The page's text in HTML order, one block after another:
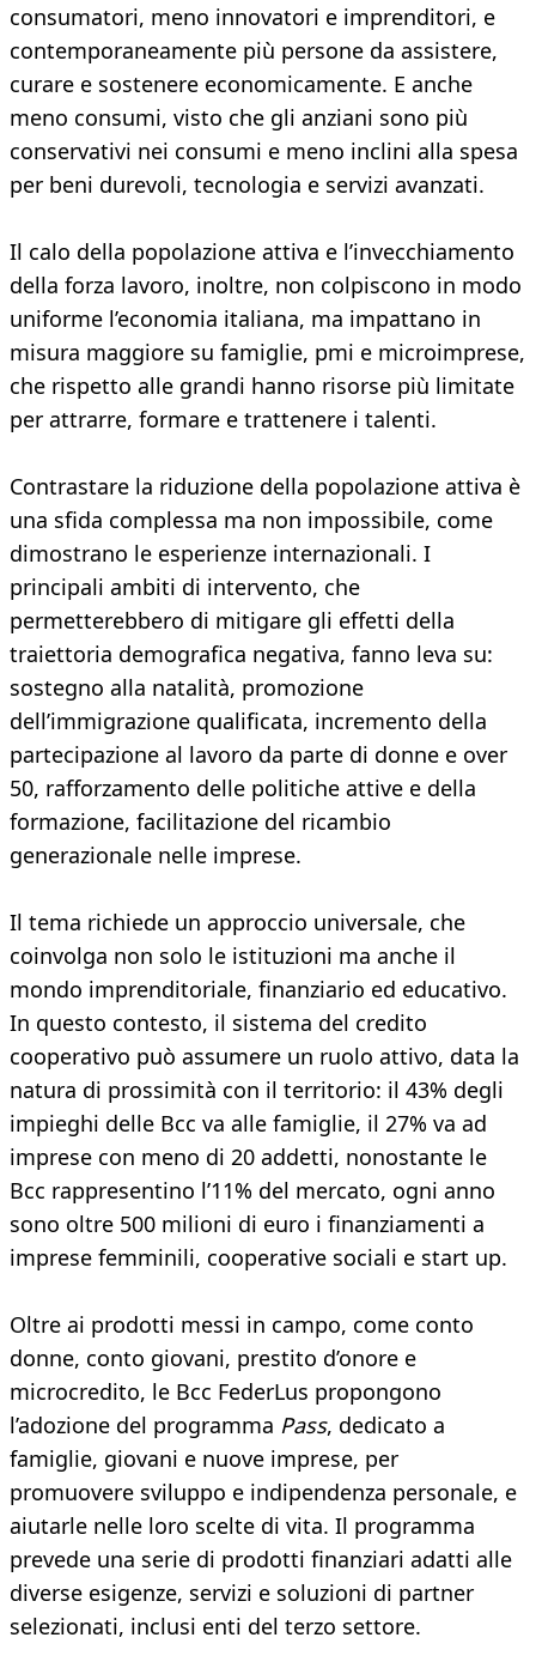
consumatori, meno innovatori e imprenditori, e
contemporaneamente più persone da assistere,
curare e sostenere economicamente. E anche
meno consumi, visto che gli anziani sono più
conservativi nei consumi e meno inclini alla spesa
per beni durevoli, tecnologia e servizi avanzati.
Il calo della popolazione attiva e l’invecchiamento
della forza lavoro, inoltre, non colpiscono in modo
uniforme l’economia italiana, ma impattano in
misura maggiore su famiglie, pmi e microimprese,
che rispetto alle grandi hanno risorse più limitate
per attrarre, formare e trattenere i talenti.
Contrastare la riduzione della popolazione attiva è
una sfida complessa ma non impossibile, come
dimostrano le esperienze internazionali. I
principali ambiti di intervento, che
permetterebbero di mitigare gli effetti della
traiettoria demografica negativa, fanno leva su:
sostegno alla natalità, promozione
dell’immigrazione qualificata, incremento della
partecipazione al lavoro da parte di donne e over
50, rafforzamento delle politiche attive e della
formazione, facilitazione del ricambio
generazionale nelle imprese.
Il tema richiede un approccio universale, che
coinvolga non solo le istituzioni ma anche il
mondo imprenditoriale, finanziario ed educativo.
In questo contesto, il sistema del credito
cooperativo può assumere un ruolo attivo, data la
natura di prossimità con il territorio: il 43% degli
impieghi delle Bcc va alle famiglie, il 27% va ad
imprese con meno di 20 addetti, nonostante le
Bcc rappresentino l’11% del mercato, ogni anno
sono oltre 500 milioni di euro i finanziamenti a
imprese femminili, cooperative sociali e start up.
Oltre ai prodotti messi in campo, come conto
donne, conto giovani, prestito d’onore e
microcredito, le Bcc FederLus propongono
l’adozione del programma Pass, dedicato a
famiglie, giovani e nuove imprese, per
promuovere sviluppo e indipendenza personale, e
aiutarle nelle loro scelte di vita. Il programma
prevede una serie di prodotti finanziari adatti alle
diverse esigenze, servizi e soluzioni di partner
selezionati, inclusi enti del terzo settore.